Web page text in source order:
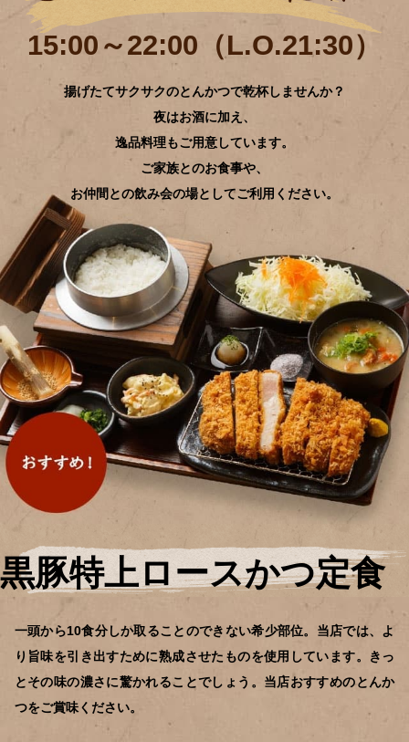
15:00～22:00（L.O.21:30）
揚げたてサクサクのとんかつで乾杯しませんか？
夜はお酒に加え、
逸品料理もご用意しています。
ご家族とのお食事や、
お仲間との飲み会の場としてご利用ください。
黒豚特上ロースかつ定食
一頭から10食分しか取ることのできない希少部位。当店では、よ
り旨味を引き出すために熟成させたものを使用しています。きっ
とその味の濃さに驚かれることでしょう。当店おすすめのとんか
つをご賞味ください。